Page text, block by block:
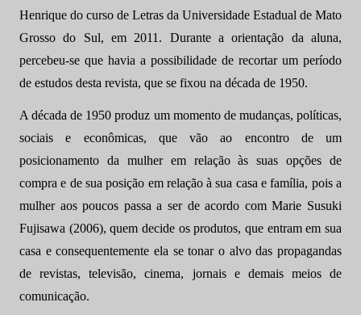
Henrique do curso de Letras da Universidade Estadual de Mato
Grosso do Sul, em 2011. Durante a orientação da aluna,
percebeu-se que havia a possibilidade de recortar um período
de estudos desta revista, que se fixou na década de 1950.
A década de 1950 produz um momento de mudanças, políticas,
sociais e econômicas, que vão ao encontro de um
posicionamento da mulher em relação às suas opções de
compra e de sua posição em relação à sua casa e família, pois a
mulher aos poucos passa a ser de acordo com Marie Susuki
Fujisawa (2006), quem decide os produtos, que entram em sua
casa e consequentemente ela se tonar o alvo das propagandas
de revistas, televisão, cinema, jornais e demais meios de
comunicação.